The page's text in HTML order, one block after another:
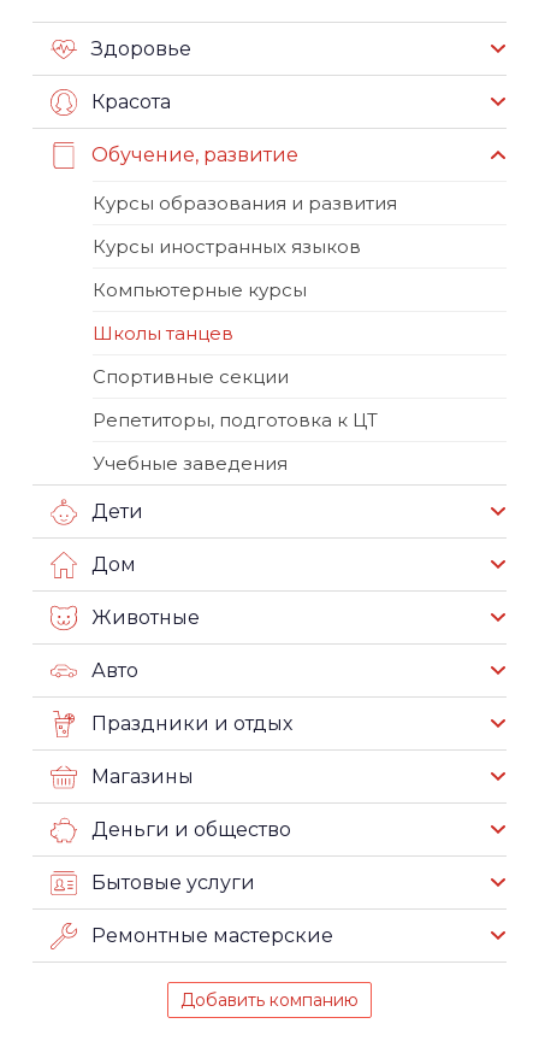
Здоровье
Красота
Обучение, развитие
Курсы образования и развития
Курсы иностранных языков
Компьютерные курсы
Школы танцев
Спортивные секции
Репетиторы, подготовка к ЦТ
Учебные заведения
Дети
Дом
Животные
Авто
Праздники и отдых
Магазины
Деньги и общество
Бытовые услуги
Ремонтные мастерские
Добавить компанию